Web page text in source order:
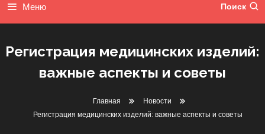
Меню Поиск
Регистрация медицинских изделий:
важные аспекты и советы
Главная
Новости
Регистрация медицинских изделий: важные аспекты и советы
mining_broth